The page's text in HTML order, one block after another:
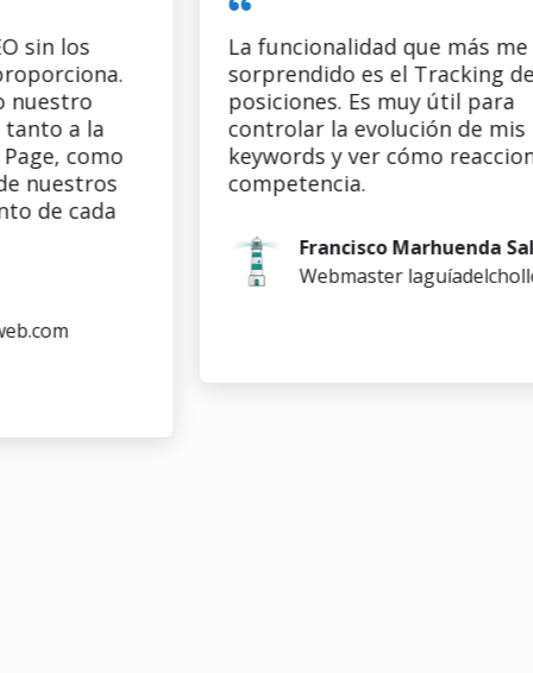
los
a la
como
cada
La funcionalidad que más me ha
sorprendido es el Tracking de
posiciones. Es muy útil para
controlar la evolución de mis
keywords y ver cómo reacciona la
competencia.
Francisco Marhuenda Sala
Webmaster